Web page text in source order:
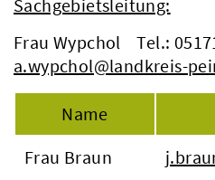
Sachgebietsleitung:
Frau Wypchol Tel.:
a.wypchol@landkreis-
Name
Frau Braun